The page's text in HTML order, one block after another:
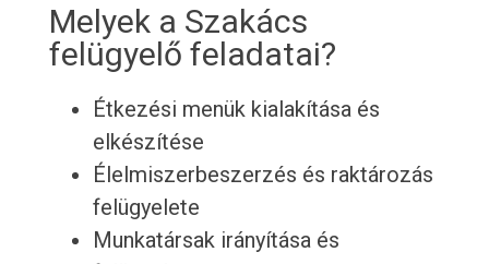
Melyek a Szakács
felügyelő feladatai?
Étkezési menük kialakítása és
elkészítése
Élelmiszerbeszerzés és raktározás
felügyelete
Munkatársak irányítása és